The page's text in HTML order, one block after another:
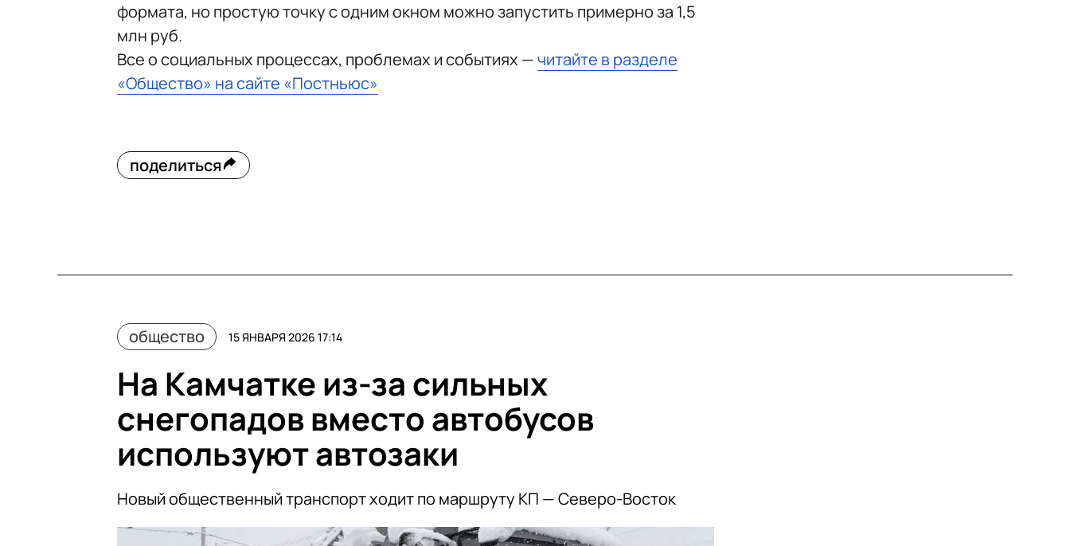
формата, но простую точку с одним окном можно запустить примерно за 1,5
млн руб.
Все о социальных процессах, проблемах и событиях —читайте в разделе
«Общество» на сайте «Постньюс»
поделиться
общество 15 ЯНВАРЯ 2026 17:14
На Камчатке из-за сильных
снегопадов вместо автобусов
используют автозаки
Новый общественный транспорт ходит по маршруту КП — Северо-Восток